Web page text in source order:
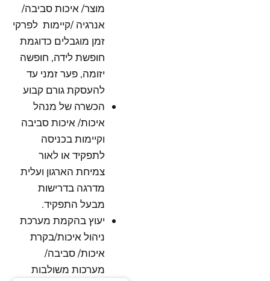
מוצר/ איכות סביבה/
אנרגיה /קיימות לפרקי
זמן מוגבלים כדוגמת
חופשת לידה, חופשה
יזומה, פער זמני עד
להעסקת גורם קבוע
הכשרה של מנהל
איכות/ איכות סביבה
וקיימות בכניסה
לתפקיד או לאור
צמיחת הארגון ועלית
מדרגה בדרישות
מבעל התפקיד.
יעוץ בהקמת מערכת
ניהול איכות/בקרת
איכות/ סביבה/
מערכות משולבות